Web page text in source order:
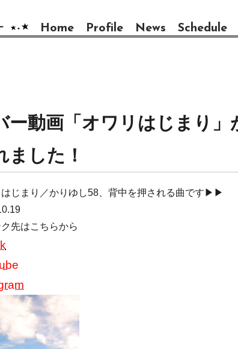
Home Profile News Schedule
ー動画「オワリはじまり
ました！
はじまり／かりゆし58、背中を押される曲です▶▶
先はこちらから